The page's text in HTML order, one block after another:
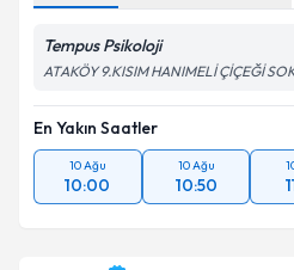
Tempus Psikoloji
ATAKÖY 9.KISIM HANIMELİ ÇİÇEĞİ
En Yakın Saatler
10 Ağu
10:00
10 Ağu
10:50